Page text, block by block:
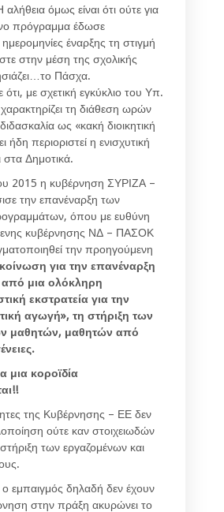
όμως είναι ότι ούτε για
πρόγραμμα έδωσε
έναρξης τη στιγμή
στην μέση της σχολικής
Πάσχα.
ότι, με σχετική εγκύκλιο του Υπ.
τη διάθεση ωρών
ως «κακή διοικητική
ήδη περιοριστεί η ενισχυτική
στα Δημοτικά.
2015 η κυβέρνηση ΣΥΡΙΖΑ –
την επανέναρξη των
όπου με ευθύνη
κυβέρνησης ΝΔ – ΠΑΣΟΚ
την προηγούμενη
για την επανέναρξη
από μια ολόκληρη
εκστρατεία για την
αγωγή», τη στήριξη των
μαθητών, μαθητών από
μια κοροϊδία
της Κυβέρνησης – ΕΕ δεν
ούτε καν στοιχειωδών
των εργαζομένων και
ο εμπαιγμός δηλαδή δεν έχουν
στην πράξη ακυρώνει το